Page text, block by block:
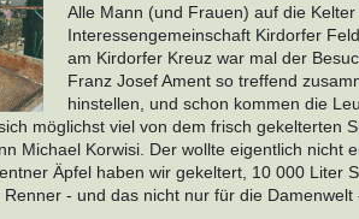
Alle Mann (und Frauen) auf die
Interessengemeinschaft Kirdorfer
am Kirdorfer Kreuz war mal der
Franz Josef Ament so treffend
hinstellen, und schon kommen die
möglichst viel von dem frisch gekelterten
Michael Korwisi. Der wollte eigentlich nicht
Äpfel haben wir gekeltert, 10 000 Liter
- und das nicht nur für die